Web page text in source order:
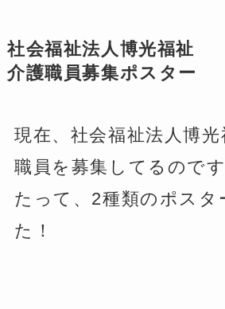
社会福祉法人博光福祉
介護職員募集ポスター
現在、社会福祉法人博
職員を募集してるので
たって、2種類のポスタ
た！